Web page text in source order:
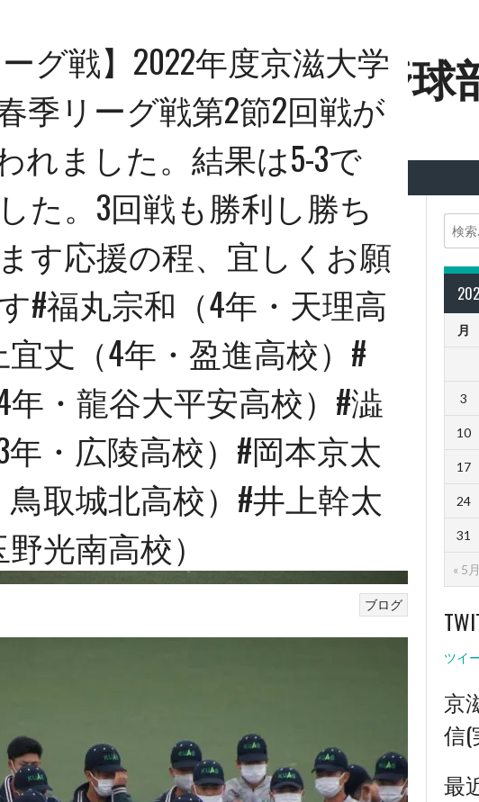
先端科学大学硬式野球
国制覇
グ戦】2022年度京滋大学
季リーグ戦第2節2回戦が
れました。結果は5-3で
た。3回戦も勝利し勝ち
す応援の程、宜しくお願
︎#福丸宗和（4年・天理高
丈（4年・盈進高校）#
年・龍谷大平安高校）#澁
・広陵高校）#岡本京太
鳥取城北高校）#井上幹太
野光南高校）
ブログ
月
« 5月
3
10
17
24
31
ツイ
京
信(
最